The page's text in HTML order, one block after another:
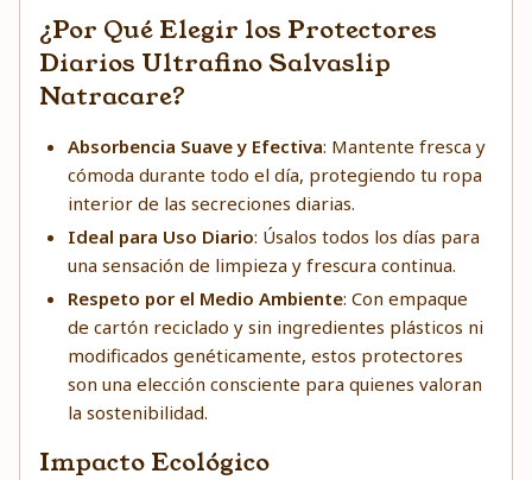
¿Por Qué Elegir los Protectores
Diarios Ultrafino Salvaslip
Natracare?
Absorbencia Suave y Efectiva: Mantente fresca y
cómoda durante todo el día, protegiendo tu ropa
interior de las secreciones diarias.
Ideal para Uso Diario: Úsalos todos los días para
una sensación de limpieza y frescura continua.
Respeto por el Medio Ambiente: Con empaque
de cartón reciclado y sin ingredientes plásticos ni
modificados genéticamente, estos protectores
son una elección consciente para quienes valoran
la sostenibilidad.
Impacto Ecológico